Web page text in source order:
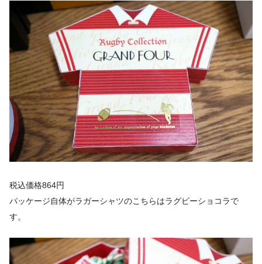
税込価格864円
パッケージ自体がラガーシャツのこちらはラグビーショコラで
す。